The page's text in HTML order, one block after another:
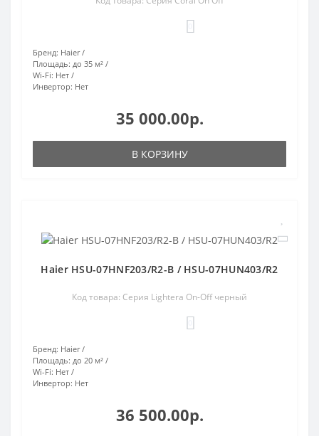
Бренд: Haier
Площадь: до 35 м²
Wi-Fi: Нет
Инвертор: Нет
35 000.00р.
В КОРЗИНУ
Haier HSU-07HNF203/R2-B / HSU-07HUN403/R2
Код товара: Серия Lightera On-Off черный
Бренд: Haier
Площадь: до 20 м²
Wi-Fi: Нет
Инвертор: Нет
36 500.00р.